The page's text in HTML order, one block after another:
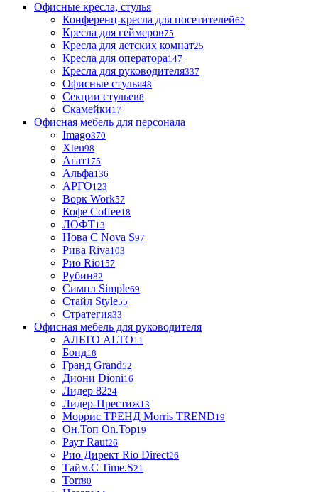
Офисные кресла, стулья
Конференц-кресла для посетителей62
Кресла для геймеров75
Кресла для детских комнат25
Кресла для оператора147
Кресла для руководителя337
Офисные стулья48
Секции стульев8
Скамейки17
Офисная мебель для персонала
Imago370
Xten98
Агат175
Альфа136
АРГО123
Ворк Work57
Кофе Coffee18
ЛОФТ13
Нова С Nova S97
Рива Riva103
Рио Rio157
Рубин82
Симпл Simple69
Стайл Style55
Стратегия33
Офисная мебель для руководителя
АЛЬТО ALTO11
Бонд18
Гранд Grand52
Диони Dioni16
Лидер 8224
Лидер-Престиж13
Моррис ТРЕНД Morris TREND19
Он.Топ On.Top19
Раут Raut26
Рио Директ Rio Direct26
Тайм.С Time.S21
Torr80